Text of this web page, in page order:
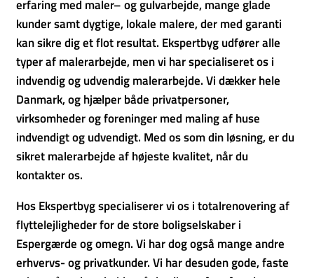
erfaring med maler– og gulvarbejde, mange glade
kunder samt dygtige, lokale malere, der med garanti
kan sikre dig et flot resultat. Ekspertbyg udfører alle
typer af malerarbejde, men vi har specialiseret os i
indvendig og udvendig malerarbejde. Vi dækker hele
Danmark, og hjælper både privatpersoner,
virksomheder og foreninger med maling af huse
indvendigt og udvendigt. Med os som din løsning, er du
sikret malerarbejde af højeste kvalitet, når du
kontakter os.
Hos Ekspertbyg specialiserer vi os i totalrenovering af
flyttelejligheder for de store boligselskaber i
Espergærde og omegn. Vi har dog også mange andre
erhvervs- og privatkunder. Vi har desuden gode, faste